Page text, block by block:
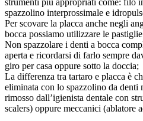
strumenti più appropriati come: filo
spazzolino interprossimale e
Per scovare la placca anche negli
bocca possiamo utilizzare le
Non spazzolare i denti a bocca
aperta e ricordarsi di farlo sempre
giro per casa oppure sotto la doccia;
La differenza tra tartaro e placca è
eliminata con lo spazzolino da denti
rimosso dall’igienista dentale con
scalers) oppure meccanici (ablatore